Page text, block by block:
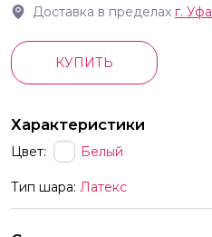
Доставка в пределах г. Уфа
КУПИТЬ
Характеристики
Цвет: Белый
Тип шара: Латекс